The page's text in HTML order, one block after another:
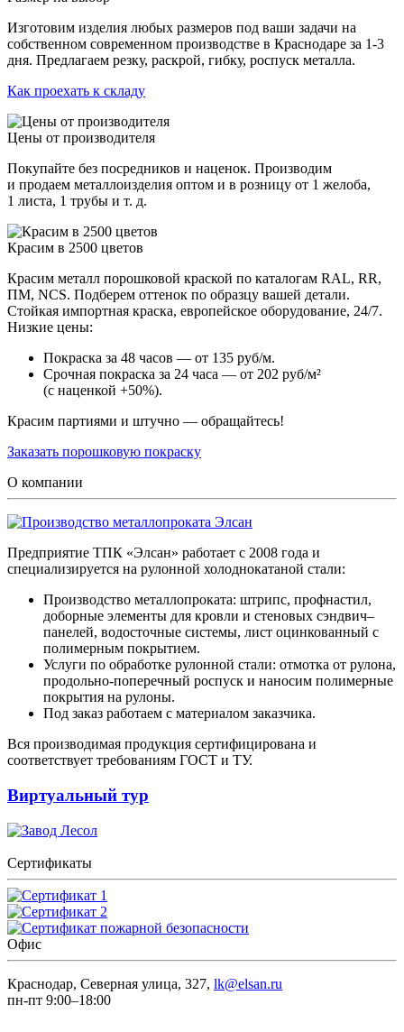
Изготовим изделия любых размеров под ваши задачи на
собственном современном производстве в Краснодаре за 1-3
дня. Предлагаем резку, раскрой, гибку, роспуск металла.
Как проехать к складу
Цены от производителя
Покупайте без посредников и наценок. Производим
и продаем металлоизделия оптом и в розницу от 1 желоба,
1 листа, 1 трубы и т. д.
Красим в 2500 цветов
Красим металл порошковой краской по каталогам RAL, RR,
ПМ, NCS. Подберем оттенок по образцу вашей детали.
Стойкая импортная краска, европейское оборудование, 24/7.
Низкие цены:
Покраска за 48 часов — от 135 руб/м.
Срочная покраска за 24 часа — от 202 руб/м²
(с наценкой +50%).
Красим партиями и штучно — обращайтесь!
Заказать порошковую покраску
О компании
Предприятие ТПК «Элсан» работает с 2008 года и
специализируется на рулонной холоднокатаной стали:
Производство металлопроката: штрипс, профнастил,
доборные элементы для кровли и стеновых сэндвич–
панелей, водосточные системы, лист оцинкованный с
полимерным покрытием.
Услуги по обработке рулонной стали: отмотка от рулона,
продольно-поперечный роспуск и наносим полимерные
покрытия на рулоны.
Под заказ работаем с материалом заказчика.
Вся производимая продукция сертифицирована и
соответствует требованиям ГОСТ и ТУ.
Виртуальный тур
Сертификаты
Офис
Краснодар, Северная улица, 327, lk@elsan.ru
пн-пт 9:00–18:00